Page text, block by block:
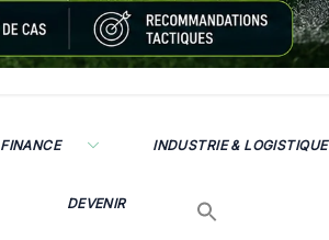
FINANCE INDUSTRIE & LOGISTIQUE
DEVENIR